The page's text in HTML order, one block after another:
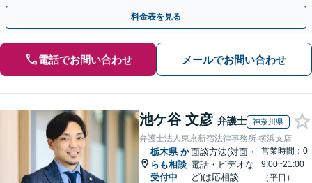
【トラブル予防のための顧問弁護士】【休日・夜間面談可】
料金表を見る
電話でお問い合わせ メールでお問い合わせ
池ケ谷 文彦 弁護士 神奈川県
弁護士法人東京新宿法律事務所 横浜支店
栃木県 か
らも相談
受付中
面談方法(対面・
電話・ビデオな
ど)は応相談
営業時間：0
9:00~21:00
（平日）